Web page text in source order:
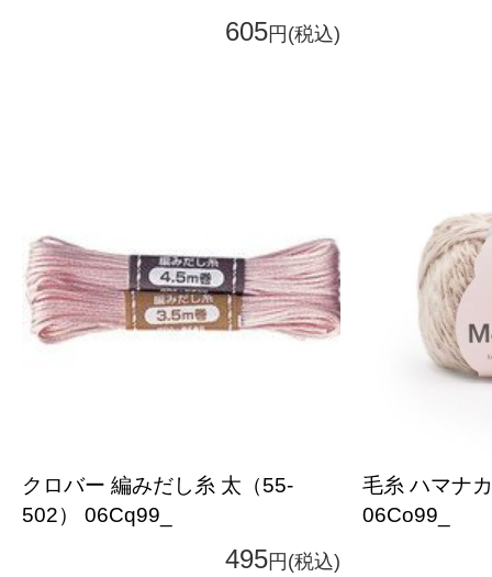
605円(税込)
クロバー 編みだし糸 太（55-
502） 06Cq99_
495円(税込)
毛糸 ハマナ
06Co99_